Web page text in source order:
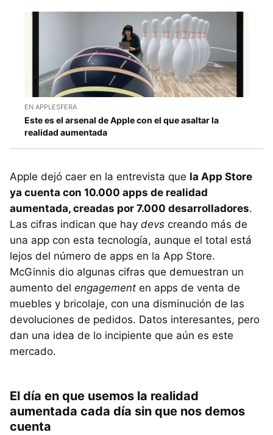
EN APPLESFERA
Este es el arsenal de Apple con el que asaltar la
realidad aumentada
Apple dejó caer en la entrevista que la App Store
ya cuenta con 10.000 apps de realidad
aumentada, creadas por 7.000 desarrolladores.
Las cifras indican que hay devs creando más de
una app con esta tecnología, aunque el total está
lejos del número de apps en la App Store.
McGinnis dio algunas cifras que demuestran un
aumento del engagement en apps de venta de
muebles y bricolaje, con una disminución de las
devoluciones de pedidos. Datos interesantes, pero
dan una idea de lo incipiente que aún es este
mercado.
El día en que usemos la realidad
aumentada cada día sin que nos demos
cuenta